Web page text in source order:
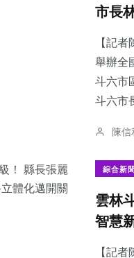
市長
【記
舉辦全
斗六市
斗六市
陳信
綜合新聞
雲林
智慧
【記